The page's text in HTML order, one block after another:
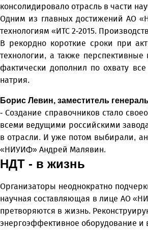
консолидировало отрасль в части
Одним из главных достижений АО
технологиям «ИТС 2-2015.
В рекордно короткие сроки при
технологии, а также
фактически дополнил по охвату
натрия.
Борис Левин, заместитель
- Создание справочников стало
всеми ведущими российскими
в отрасли. И уже потом выбирали,
«НИУИФ» Андрей Малявин.
НДТ - в жизнь
Организаторы неоднократно
научная составляющая в лице АО
претворяются в жизнь.
энергоэффективное оборудование и